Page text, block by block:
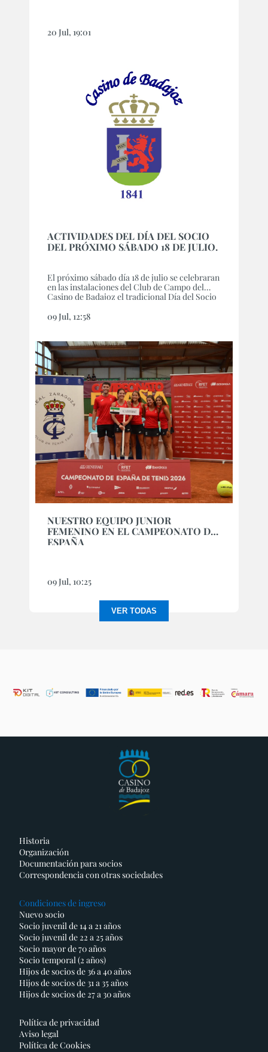
20 Jul, 19:01
ACTIVIDADES DEL DÍA DEL SOCIO
DEL PRÓXIMO SÁBADO 18 DE JULIO.
El próximo sábado día 18 de julio se celebraran
en las instalaciones del Club de Campo del
Casino de Badajoz el tradicional Día del Socio
09 Jul, 12:58
NUESTRO EQUIPO JUNIOR
FEMENINO EN EL CAMPEONATO DE
ESPAÑA
09 Jul, 10:25
VER TODAS
Historia
Organización
Documentación para socios
Correspondencia con otras sociedades
Condiciones de ingreso
Nuevo socio
Socio juvenil de 14 a 21 años
Socio juvenil de 22 a 25 años
Socio mayor de 70 años
Socio temporal (2 años)
Hijos de socios de 36 a 40 años
Hijos de socios de 31 a 35 años
Hijos de socios de 27 a 30 años
Política de privacidad
Aviso legal
Política de Cookies